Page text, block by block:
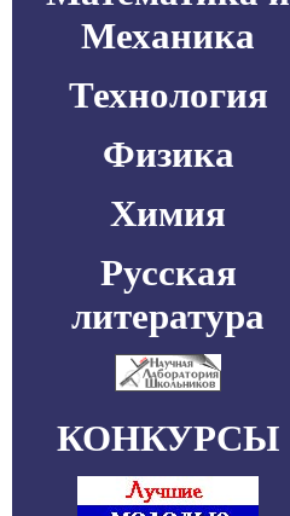
Механика
Технология
Физика
Химия
Русская
литература
КОНКУРСЫ